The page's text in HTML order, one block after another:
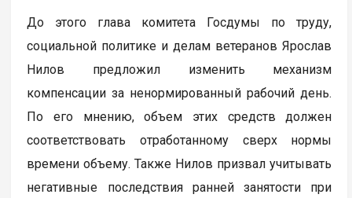
До этого глава комитета Госдумы по труду,
социальной политике и делам ветеранов Ярослав
Нилов предложил изменить механизм
компенсации за ненормированный рабочий день.
По его мнению, объем этих средств должен
соответствовать отработанному сверх нормы
времени объему. Также Нилов призвал учитывать
негативные последствия ранней занятости при